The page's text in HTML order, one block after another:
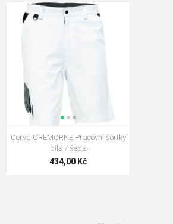
Cerva CREMORNE Pracovní šortky
bílá / šedá
434,00 Kč